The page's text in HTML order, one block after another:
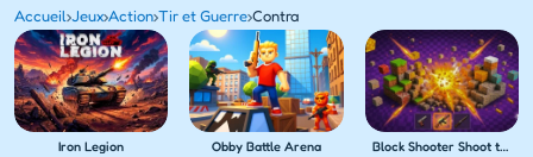
Accueil›Jeux›Action›Tir et Guerre›Contra
Iron Legion Obby Battle Arena Block Shooter Shoot the Blocks!